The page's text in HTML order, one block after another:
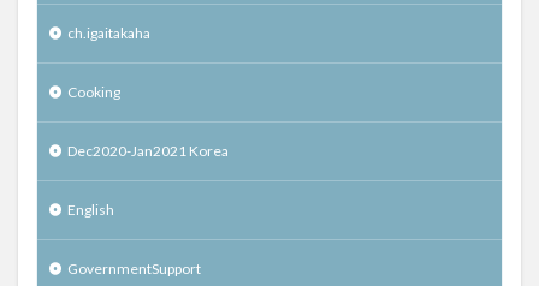
ch.igaitakaha
Cooking
Dec2020-Jan2021 Korea
English
GovernmentSupport